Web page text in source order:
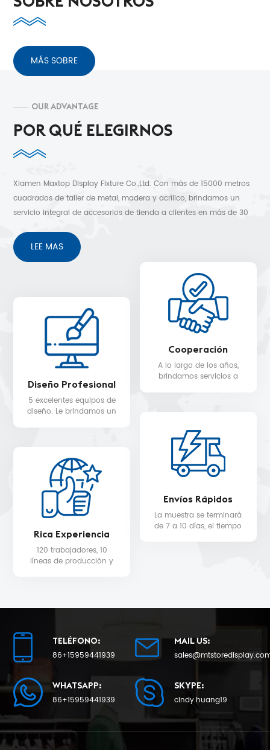
MÁS SOBRE
OUR ADVANTAGE
POR QUÉ ELEGIRNOS
Xiamen Maxtop Display Fixture Co.,Ltd. Con más de 15000 metros
cuadrados de taller de metal, madera y acrílico, brindamos un
servicio integral de accesorios de tienda a clientes en más de 30
después de los servicios de venta.
LEE MAS
Diseño Profesional
5 excelentes equipos de
diseño. Le brindamos un
Cooperación
A lo largo de los años,
brindamos servicios a
STARBUCKS, DIOR,
Rica Experiencia
120 trabajadores, 10
líneas de producción y
Envíos Rápidos
La muestra se terminará
de 7 a 10 días, el tiempo
TELÉFONO:
86+15959441939
MAIL US:
WHATSAPP:
86+15959441939
SKYPE:
cindy.huang19